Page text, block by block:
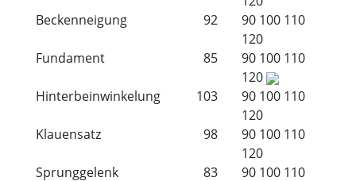
Beckenneigung
92 90 100 110
120
Fundament
85 90 100 110
120
Hinterbeinwinkelung
103 90 100 110
120
Klauensatz
98 90 100 110
120
Sprunggelenk
83 90 100 110